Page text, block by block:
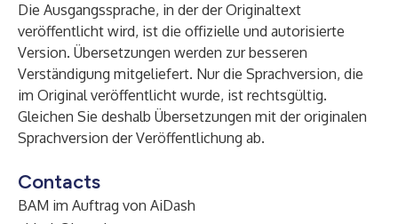
Die Ausgangssprache, in der der Originaltext
veröffentlicht wird, ist die offizielle und autorisierte
Version. Übersetzungen werden zur besseren
Verständigung mitgeliefert. Nur die Sprachversion, die
im Original veröffentlicht wurde, ist rechtsgültig.
Gleichen Sie deshalb Übersetzungen mit der originalen
Sprachversion der Veröffentlichung ab.
Contacts
BAM im Auftrag von AiDash